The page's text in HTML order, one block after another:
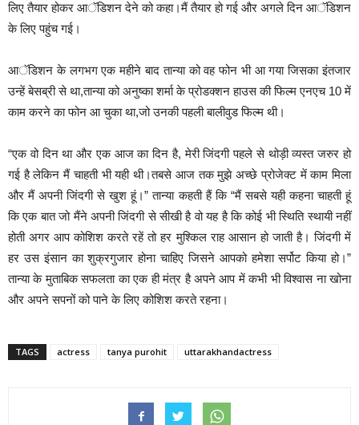
लिए तैयार होकर आॅडिशन देने को कहा।मैं तैयार हो गई और अगले दिन आॅडिशन
के लिए पहुंच गई।
आॅडिशन के लगभग एक महीने बाद तान्या को वह फोन भी आ गया जिसका इंतजार
उन्हें बेसब्री से था,तान्या को अनुष्का शर्मा के प्रोडक्शन हाउस की फिल्म एनएच 10 में
काम करने का फोन आ चुका था,जो उनकी पहली बालीवुड फिल्म थी।
“एक वो दिन था और एक आज का दिन है, मेरी जिंदगी पहले से थोड़ी व्यस्त जरुर हो
गई है लेकिन मैं चाहती भी यही थी।तबसे आज तक मुझे अच्छे प्रोजेक्ट में काम मिला
और मैं अपनी जिंदगी से खुश हूं।” तान्या कहती हैं कि “मैं सबसे यही कहना चाहती हूं
कि एक बात जो मैंने अपनी जिंदगी से सीखी है वो यह है कि कोई भी स्थिति स्थायी नहीं
होती अगर आप कोशिश करते रहें तो हर मुश्किल राह आसान हो जाती है। जिंदगी में
हर उस इंसान का शुक्रगुजार होना चाहिए जिसने आपको हमेशा सर्पोट किया हो।”
तान्या के मुताबिक सफलता का एक ही मंत्र है अपने आप में कभी भी विश्वास ना खोना
और अपने सपनों को पाने के लिए कोशिश करते रहना।
TAGS actress tanya purohit uttarakhandactress